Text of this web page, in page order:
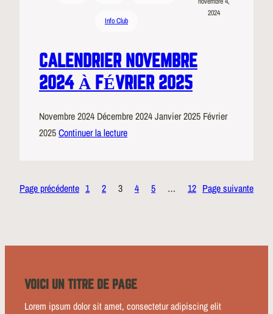
Info Club
2024
CALENDRIER NOVEMBRE
2024 À FÉVRIER 2025
Novembre 2024 Décembre 2024 Janvier 2025 Février
2025Continuer la lecture
Page précédente 1 2 3 4 5 … 12 Page suivante
VOICI UN TITRE DE PAGE
Lorem ipsum dolor sit amet, consectetur adipiscing elit